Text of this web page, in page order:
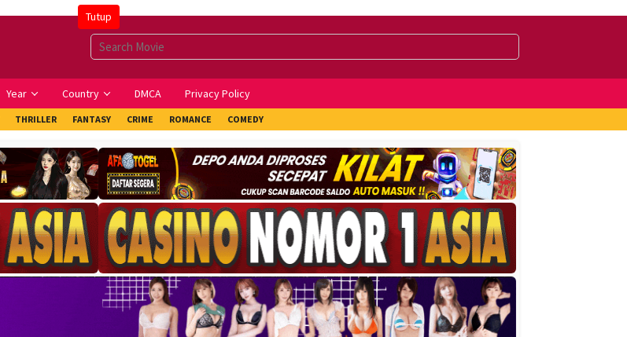
Tutup
Year Country DMCA Privacy Policy
THRILLER FANTASY CRIME ROMANCE COMEDY